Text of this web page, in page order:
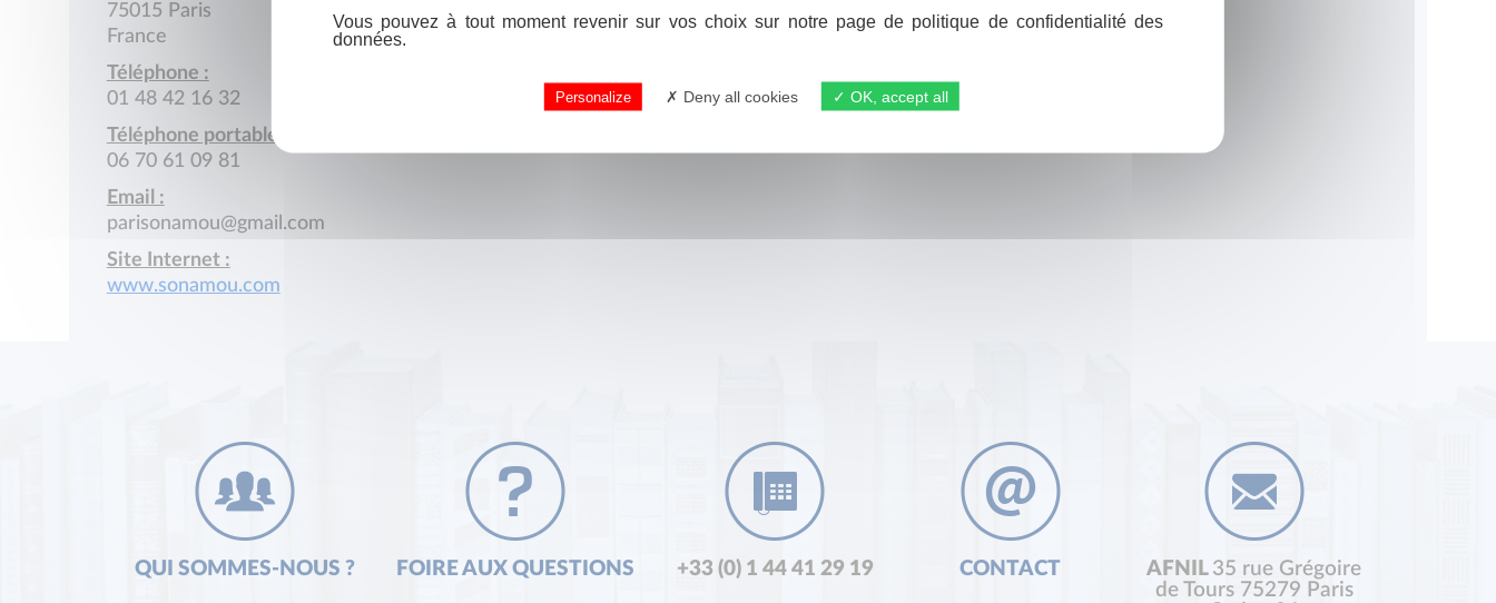
75015 Paris
France
Téléphone :
01 48 42 16 32
Téléphone portable :
06 70 61 09 81
Email :
parisonamou@gmail.com
Site Internet :
www.sonamou.com
QUI SOMMES-NOUS ? FOIRE AUX QUESTIONS +33 (0) 1 44 41 29 19 CONTACT AFNIL 35 rue Grégoire
de Tours 75279 Paris
Vous pouvez à tout moment revenir sur vos choix sur notre page de politique de confidentialité des
données.
Personalize Deny all cookies OK, accept all